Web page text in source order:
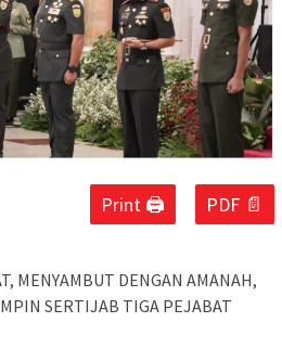
Print 🖨 PDF 📄
MENYAMBUT DENGAN AMANAH,
SERTIJAB TIGA PEJABAT